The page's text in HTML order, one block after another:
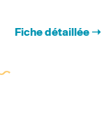
Fiche détaillée ➝